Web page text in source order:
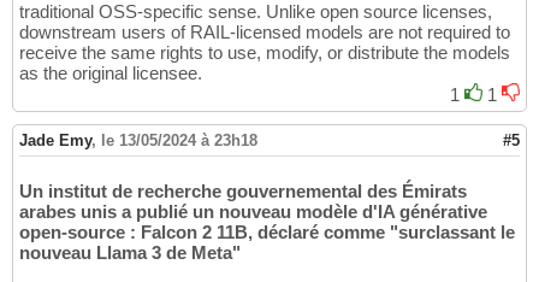
traditional OSS-specific sense. Unlike open source licenses,
downstream users of RAIL-licensed models are not required to
receive the same rights to use, modify, or distribute the models
as the original licensee.
1
1
Jade Emy, le 13/05/2024 à 23h18 #5
Un institut de recherche gouvernemental des Émirats
arabes unis a publié un nouveau modèle d'IA générative
open-source : Falcon 2 11B, déclaré comme "surclassant le
nouveau Llama 3 de Meta"